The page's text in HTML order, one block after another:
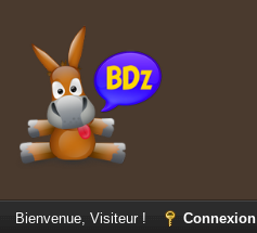
Bienvenue, Visiteur ! Connexion